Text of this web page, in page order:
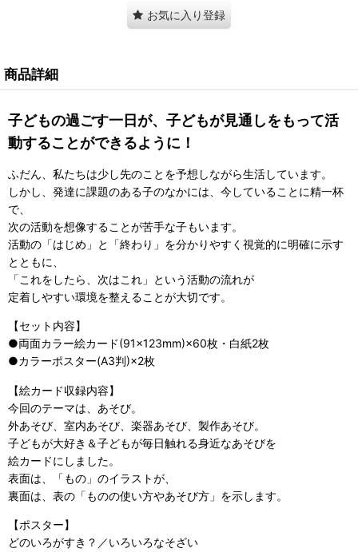
お気に入り登録
商品詳細
子どもの過ごす一日が、子どもが見通しをもって活
動することができるように！
ふだん、私たちは少し先のことを予想しながら生活しています。
しかし、発達に課題のある子のなかには、今していることに精一杯
で、
次の活動を想像することが苦手な子もいます。
活動の「はじめ」と「終わり」を分かりやすく視覚的に明確に示す
とともに、
「これをしたら、次はこれ」という活動の流れが
定着しやすい環境を整えることが大切です。
【セット内容】
●両面カラー絵カード(91×123mm)×60枚・白紙2枚
●カラーポスター(A3判)×2枚
【絵カード収録内容】
今回のテーマは、あそび。
外あそび、室内あそび、楽器あそび、製作あそび。
子どもが大好き＆子どもが毎日触れる身近なあそびを
絵カードにしました。
表面は、「もの」のイラストが、
裏面は、表の「ものの使い方やあそび方」を示します。
【ポスター】
どのいろがすき？／いろいろなそざい